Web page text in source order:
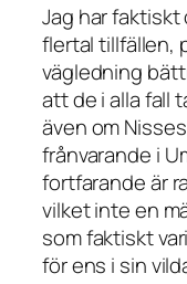
Jag har
flertal tillfällen,
vägledning
att de i alla fall
även om
frånvarande i
fortfarande är
vilket inte en
som faktiskt
för ens i sin